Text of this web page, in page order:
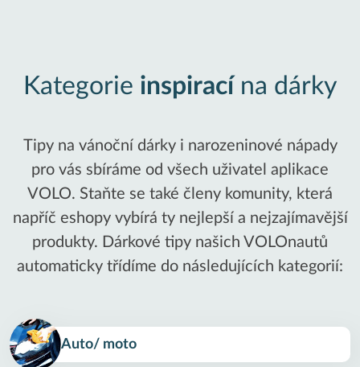
Kategorie inspiracína dárky
Tipy na vánoční dárky i narozeninové nápady
pro vás sbíráme od všech uživatel aplikace
VOLO. Staňte se také členy komunity, která
napříč eshopy vybírá ty nejlepší a nejzajímavější
produkty. Dárkové tipy našich VOLOnautů
automaticky třídíme do následujících kategorií:
Auto/ moto